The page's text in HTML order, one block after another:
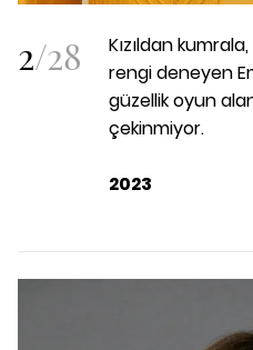
2/28
Kızıldan
rengi deneyen
güzellik oyun
çekinmiyor.
2023